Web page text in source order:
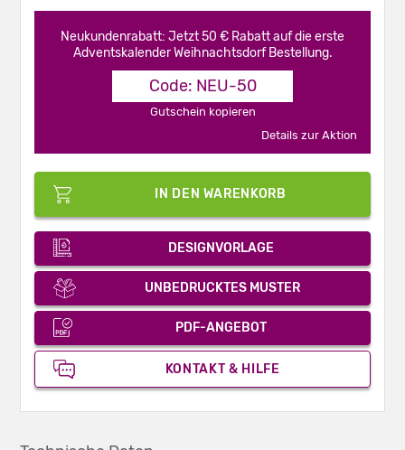
Neukundenrabatt: Jetzt 50 € Rabatt auf die erste
Adventskalender Weihnachtsdorf Bestellung.
Code: NEU-50
Gutschein kopieren
Details zur Aktion
IN DEN WARENKORB
DESIGNVORLAGE
UNBEDRUCKTES MUSTER
PDF-ANGEBOT
KONTAKT & HILFE